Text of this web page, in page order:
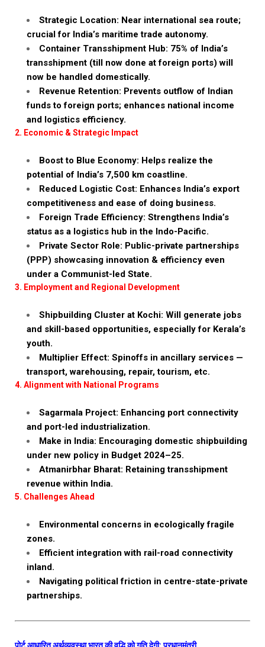
Strategic Location: Near international sea route;
crucial for India’s maritime trade autonomy.
Container Transshipment Hub: 75% of India’s
transshipment (till now done at foreign ports) will
now be handled domestically.
Revenue Retention: Prevents outflow of Indian
funds to foreign ports; enhances national income
and logistics efficiency.
2. Economic & Strategic Impact
Boost to Blue Economy: Helps realize the
potential of India’s 7,500 km coastline.
Reduced Logistic Cost: Enhances India’s export
competitiveness and ease of doing business.
Foreign Trade Efficiency: Strengthens India’s
status as a logistics hub in the Indo-Pacific.
Private Sector Role: Public-private partnerships
(PPP) showcasing innovation & efficiency even
under a Communist-led State.
3. Employment and Regional Development
Shipbuilding Cluster at Kochi: Will generate jobs
and skill-based opportunities, especially for Kerala’s
youth.
Multiplier Effect: Spinoffs in ancillary services —
transport, warehousing, repair, tourism, etc.
4. Alignment with National Programs
Sagarmala Project: Enhancing port connectivity
and port-led industrialization.
Make in India: Encouraging domestic shipbuilding
under new policy in Budget 2024–25.
Atmanirbhar Bharat: Retaining transshipment
revenue within India.
5. Challenges Ahead
Environmental concerns in ecologically fragile
zones.
Efficient integration with rail-road connectivity
inland.
Navigating political friction in centre-state-private
partnerships.